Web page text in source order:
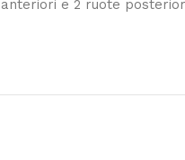
e 2 ruote